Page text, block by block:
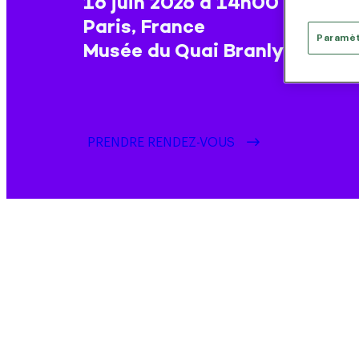
16 juin 2026 à 14h00
Paris, France
Musée du Quai Branly –
PRENDRE RENDEZ-VOUS